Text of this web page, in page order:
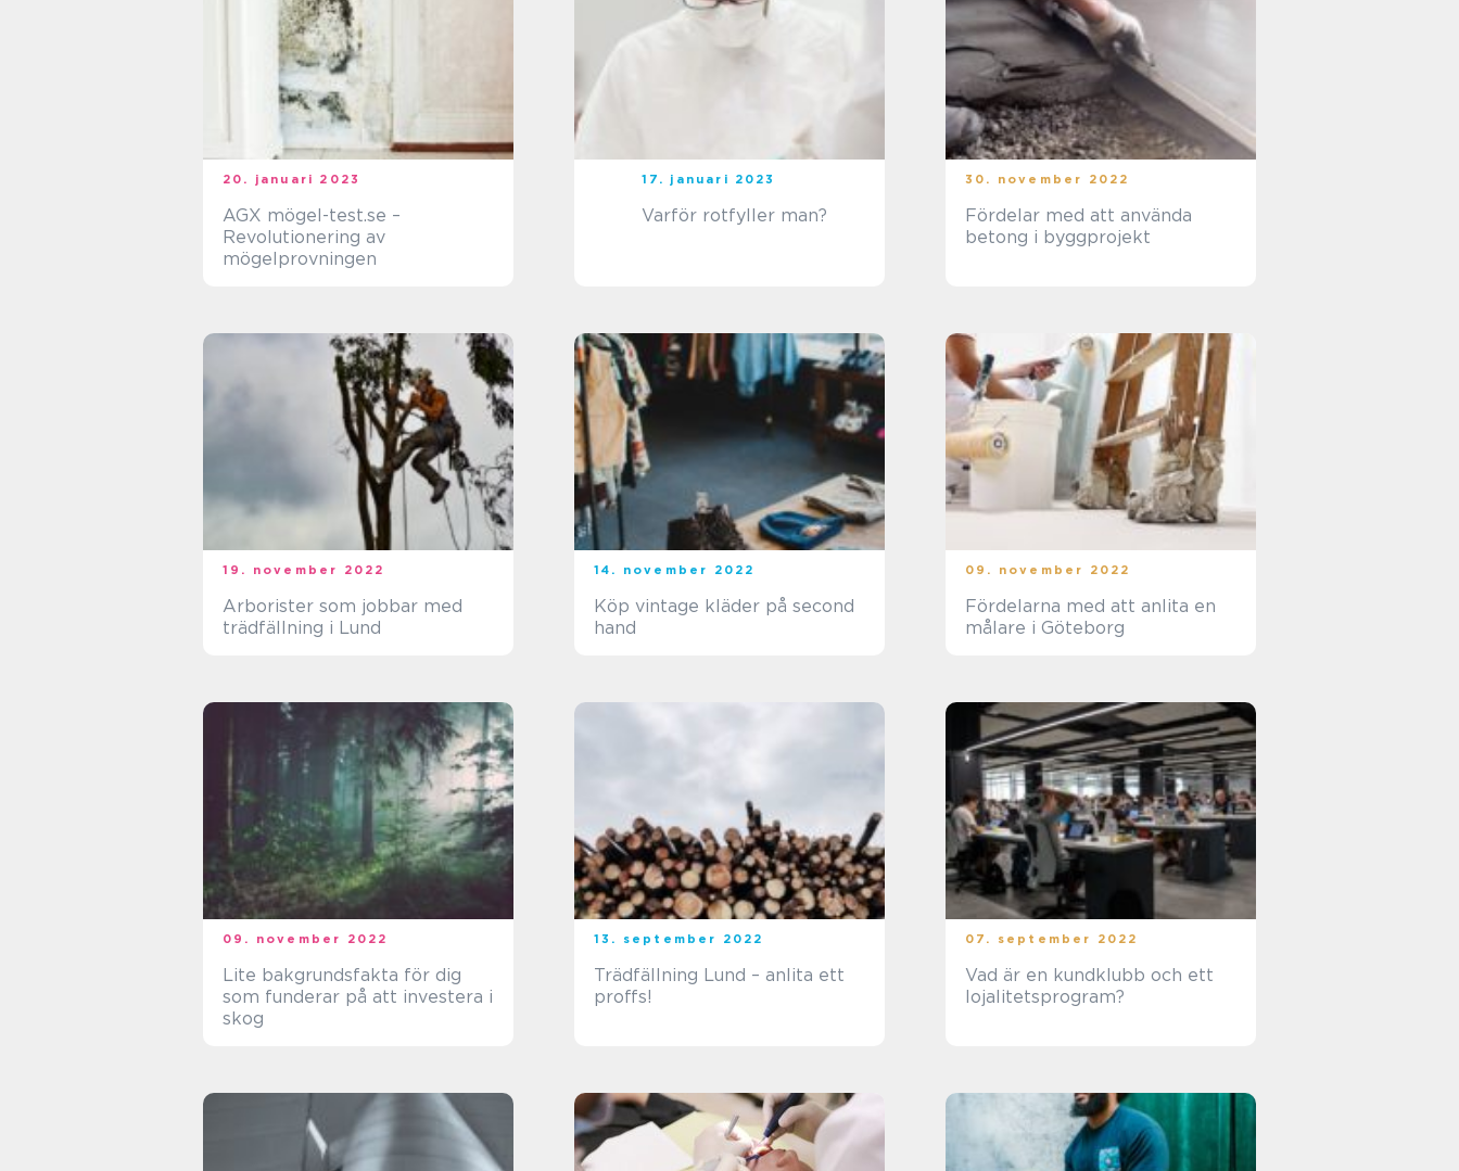
20. januari 2023
AGX mögel-test.se –
Revolutionering av
mögelprovningen
17. januari 2023
Varför rotfyller man?
30. november 2022
Fördelar med att använda
betong i byggprojekt
19. november 2022
Arborister som jobbar med
trädfällning i Lund
14. november 2022
Köp vintage kläder på second
hand
09. november 2022
Fördelarna med att anlita en
målare i Göteborg
09. november 2022
Lite bakgrundsfakta för dig
som funderar på att investera i
skog
13. september 2022
Trädfällning Lund – anlita ett
proffs!
07. september 2022
Vad är en kundklubb och ett
lojalitetsprogram?